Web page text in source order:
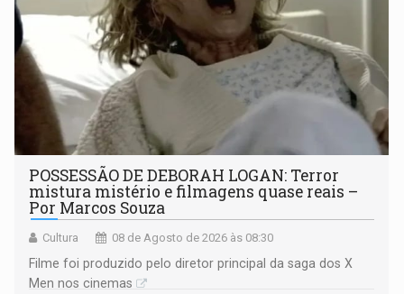
POSSESSÃO DE DEBORAH LOGAN: Terror
mistura mistério e filmagens quase reais –
Por Marcos Souza
Cultura 08 de Agosto de 2026 às 08:30
Filme foi produzido pelo diretor principal da saga dos X
Men nos cinemas